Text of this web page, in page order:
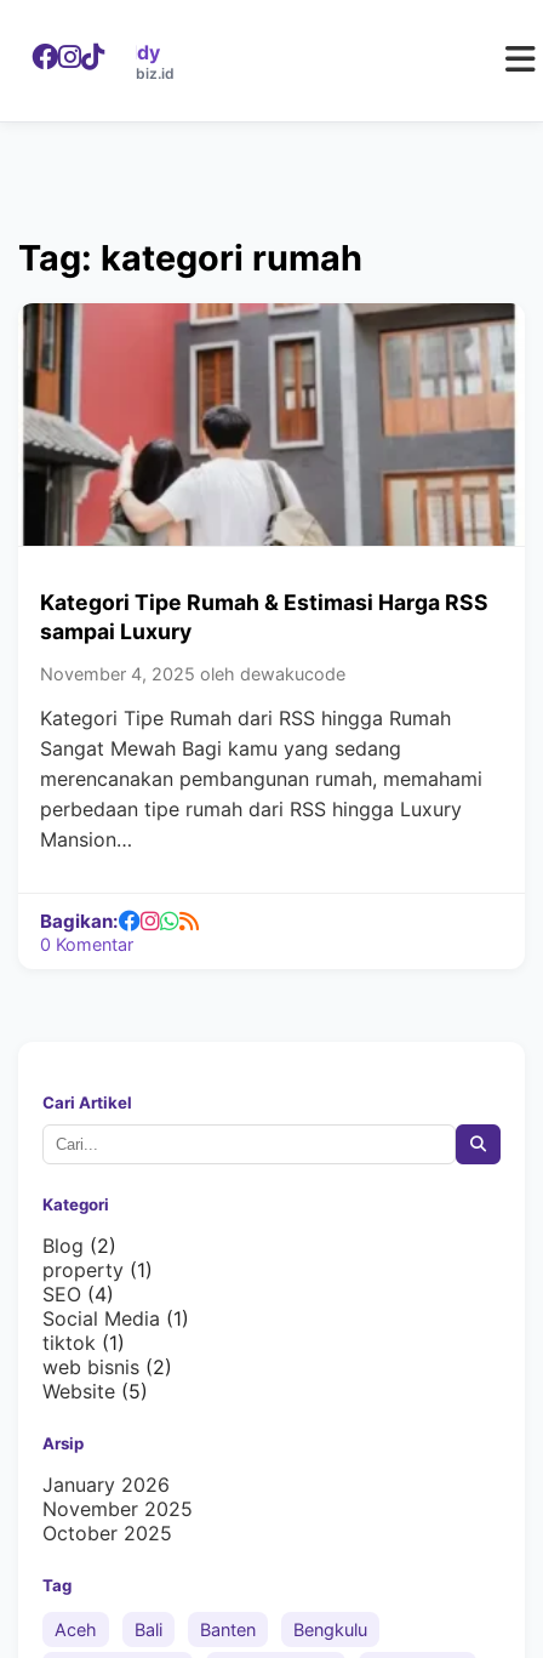
W WebDaddy
webdaddy.biz.id
Tag: kategori rumah
Kategori Tipe Rumah & Estimasi Harga RSS
sampai Luxury
November 4, 2025 oleh dewakucode
Kategori Tipe Rumah dari RSS hingga Rumah
Sangat Mewah Bagi kamu yang sedang
merencanakan pembangunan rumah, memahami
perbedaan tipe rumah dari RSS hingga Luxury
Mansion…
Bagikan:
0 Komentar
Cari Artikel
Kategori
Blog (2)
property (1)
SEO (4)
Social Media (1)
tiktok (1)
web bisnis (2)
Website (5)
Arsip
January 2026
November 2025
October 2025
Tag
Aceh Bali Banten
Bengkulu